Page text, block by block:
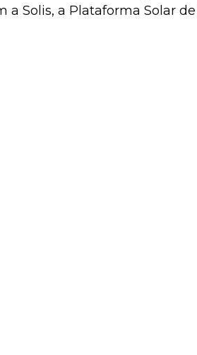
a Solis, a Plataforma Solar de